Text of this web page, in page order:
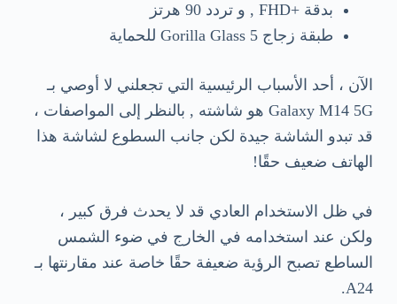
بدقة +FHD , و تردد 90 هرتز
طبقة زجاج Gorilla Glass 5 للحماية
الآن ، أحد الأسباب الرئيسية التي تجعلني لا أوصي بـ
Galaxy M14 5G هو شاشته , بالنظر إلى المواصفات ،
قد تبدو الشاشة جيدة لكن جانب السطوع لشاشة هذا
الهاتف ضعيف حقًا!
في ظل الاستخدام العادي قد لا يحدث فرق كبير ،
ولكن عند استخدامه في الخارج في ضوء الشمس
الساطع تصبح الرؤية ضعيفة حقًا خاصة عند مقارنتها بـ
A24.